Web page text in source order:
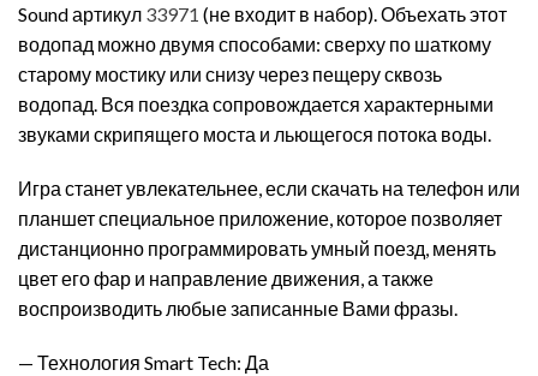
Sound артикул 33971 (не входит в набор). Объехать этот
водопад можно двумя способами: сверху по шаткому
старому мостику или снизу через пещеру сквозь
водопад. Вся поездка сопровождается характерными
звуками скрипящего моста и льющегося потока воды.
Игра станет увлекательнее, если скачать на телефон или
планшет специальное приложение, которое позволяет
дистанционно программировать умный поезд, менять
цвет его фар и направление движения, а также
воспроизводить любые записанные Вами фразы.
— Технология Smart Tech: Да